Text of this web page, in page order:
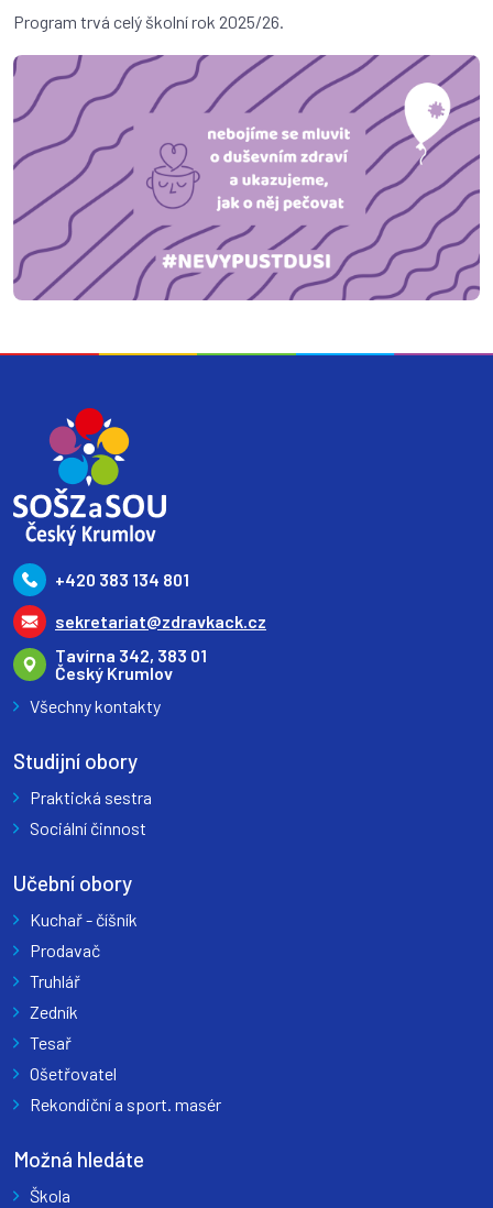
Program trvá celý školní rok 2025/26.
+420 383 134 801
sekretariat@zdravkack.cz
Tavírna 342, 383 01
Český Krumlov
Všechny kontakty
Studijní obory
Praktická sestra
Sociální činnost
Učební obory
Kuchař - číšník
Prodavač
Truhlář
Zedník
Tesař
Ošetřovatel
Rekondiční a sport. masér
Možná hledáte
Škola